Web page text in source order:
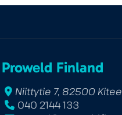
Proweld Finland
Niittytie 7, 82500 Kitee
040 2144 133